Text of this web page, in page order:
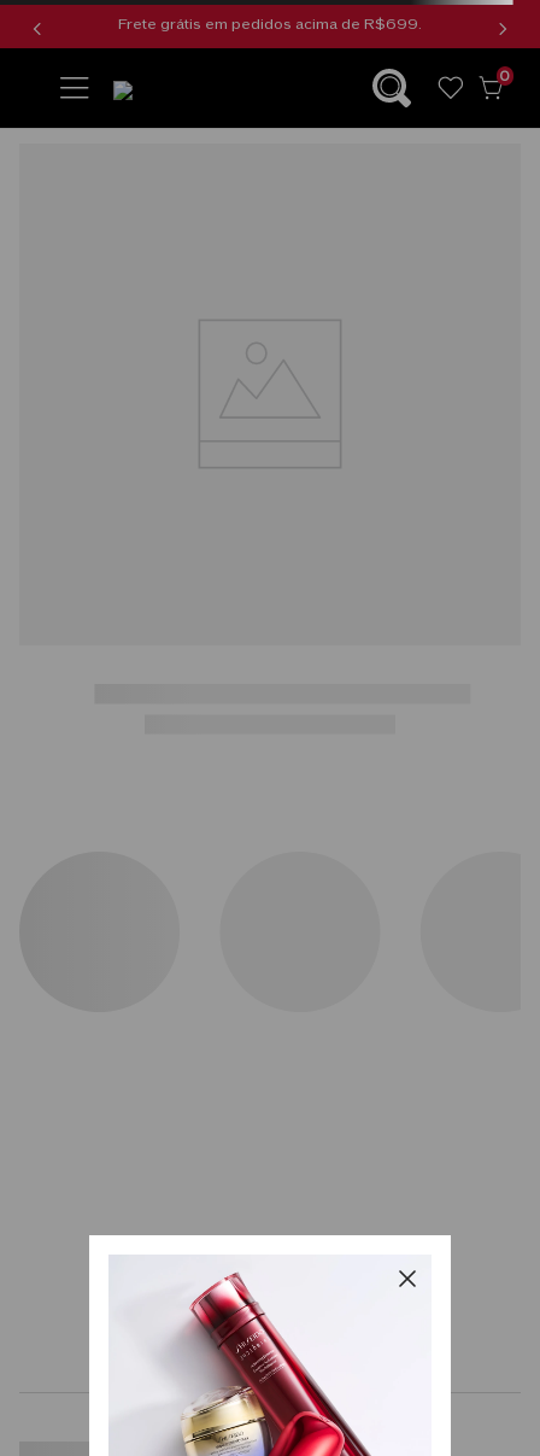
Frete grátis em pedidos acima de R$699.
wishlist0